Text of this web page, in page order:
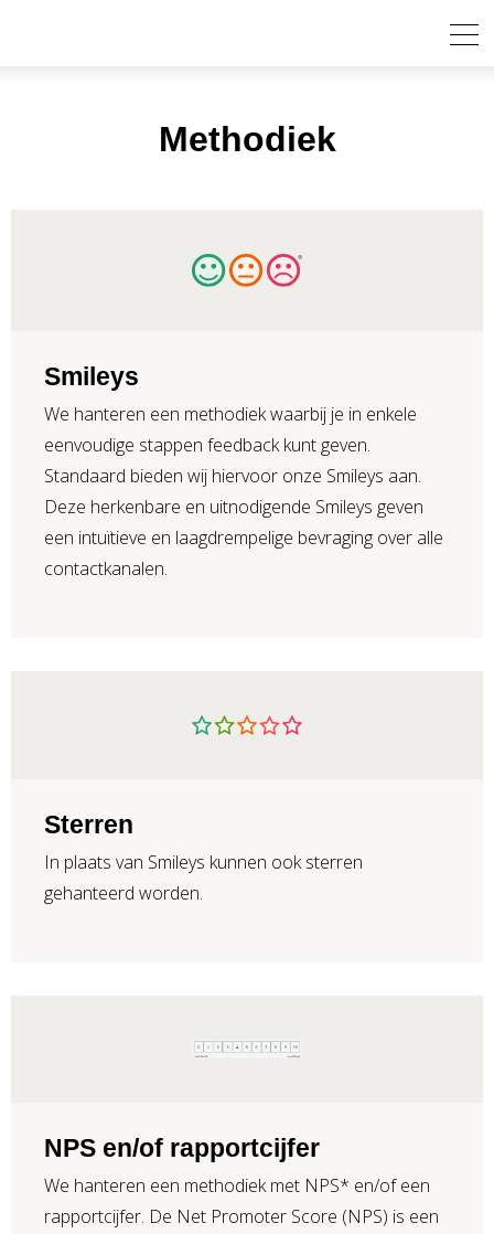
Methodiek
Smileys
We hanteren een methodiek waarbij je in enkele
eenvoudige stappen feedback kunt geven.
Standaard bieden wij hiervoor onze Smileys aan.
Deze herkenbare en uitnodigende Smileys geven
een intuïtieve en laagdrempelige bevraging over alle
contactkanalen.
Sterren
In plaats van Smileys kunnen ook sterren
gehanteerd worden.
NPS en/of rapportcijfer
We hanteren een methodiek met NPS* en/of een
rapportcijfer. De Net Promoter Score (NPS) is een